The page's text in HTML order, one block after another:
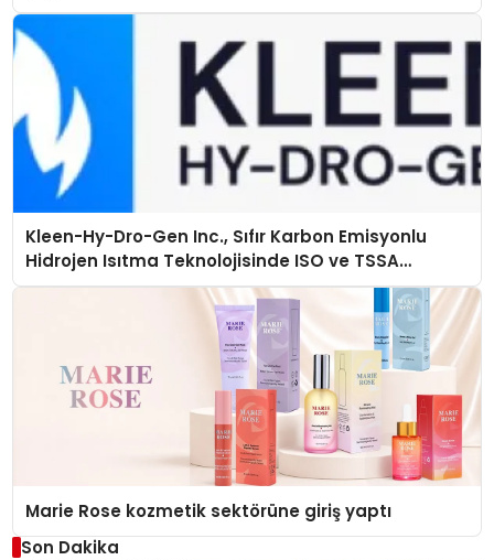
Kleen-Hy-Dro-Gen Inc., Sıfır Karbon Emisyonlu
Hidrojen Isıtma Teknolojisinde ISO ve TSSA
Düzenleyici Onaylarını Aldı
Marie Rose kozmetik sektörüne giriş yaptı
Son Dakika